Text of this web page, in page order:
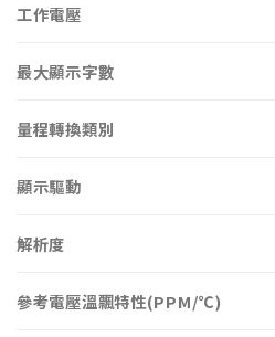
工作電壓
最大顯示字數
量程轉換類別
顯示驅動
解析度
參考電壓溫飄特性(PPM/℃)